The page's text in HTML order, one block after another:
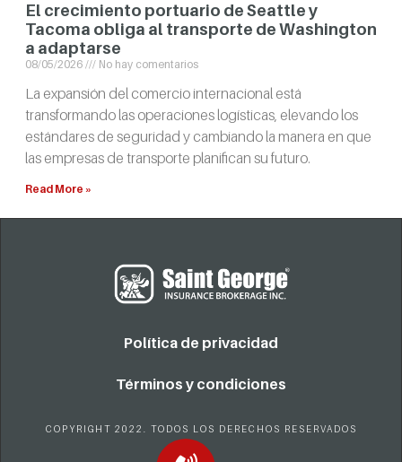
El crecimiento portuario de Seattle y
Tacoma obliga al transporte de Washington
a adaptarse
08/05/2026 No hay comentarios
La expansión del comercio internacional está
transformando las operaciones logísticas, elevando los
estándares de seguridad y cambiando la manera en que
las empresas de transporte planifican su futuro.
Read More »
Política de privacidad
Términos y condiciones
COPYRIGHT 2022. TODOS LOS DERECHOS RESERVADOS